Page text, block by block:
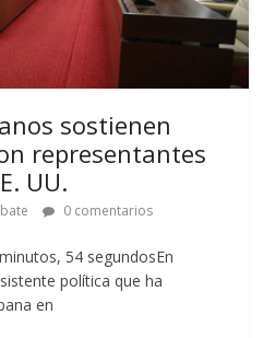
sostienen
representantes
UU.
0 comentarios
54 segundosEn
política que ha
en